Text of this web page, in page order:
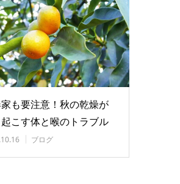
も要注意！秋の乾燥が
こす体と喉のトラブル
金柑レシピ…
ブログ